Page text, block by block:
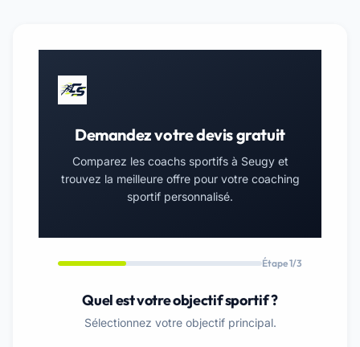
Demandez votre devis gratuit
Comparez les coachs sportifs à Seugy et
trouvez la meilleure offre pour votre coaching
sportif personnalisé.
Étape 1/3
Quel est votre objectif sportif ?
Sélectionnez votre objectif principal.